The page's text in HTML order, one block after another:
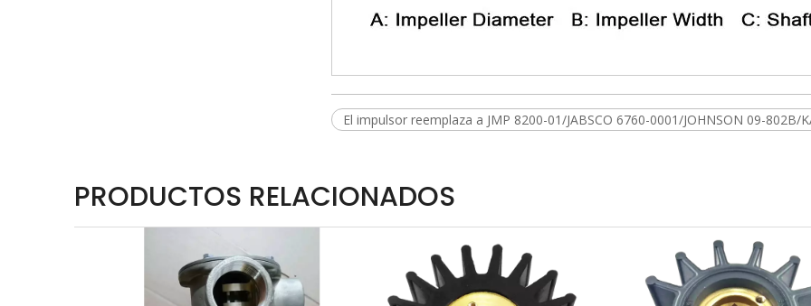
El impulsor reemplaza a JMP 8200-01/JABSCO 6760-0001/JOHNSON 09-802B/
PRODUCTOS RELACIONADOS